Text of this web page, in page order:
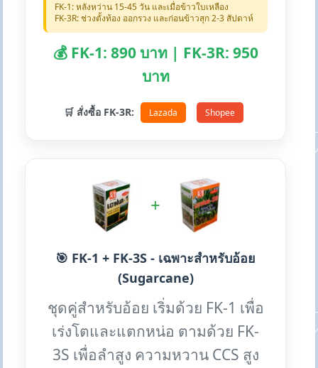
FK-1: หลังหว่าน 15-45 วัน และเมื่อข้าวใบเหลือง
FK-3R: ช่วงตั้งท้อง ออกรวง และก่อนข้าวสุก 2-3 สัปดาห์
💰 FK-1: 890 บาท | FK-3R: 950
บาท
🛒 สั่งซื้อ FK-3R: Lazada Shopee
+
🎯 FK-1 + FK-3S - เฉพาะสำหรับอ้อย
(Sugarcane)
ชุดคู่สำหรับอ้อย เริ่มด้วย FK-1 เพื่อ
เร่งโตและแตกหน่อ ตามด้วย FK-
3S เพื่อลำสูง ความหวาน CCS สูง